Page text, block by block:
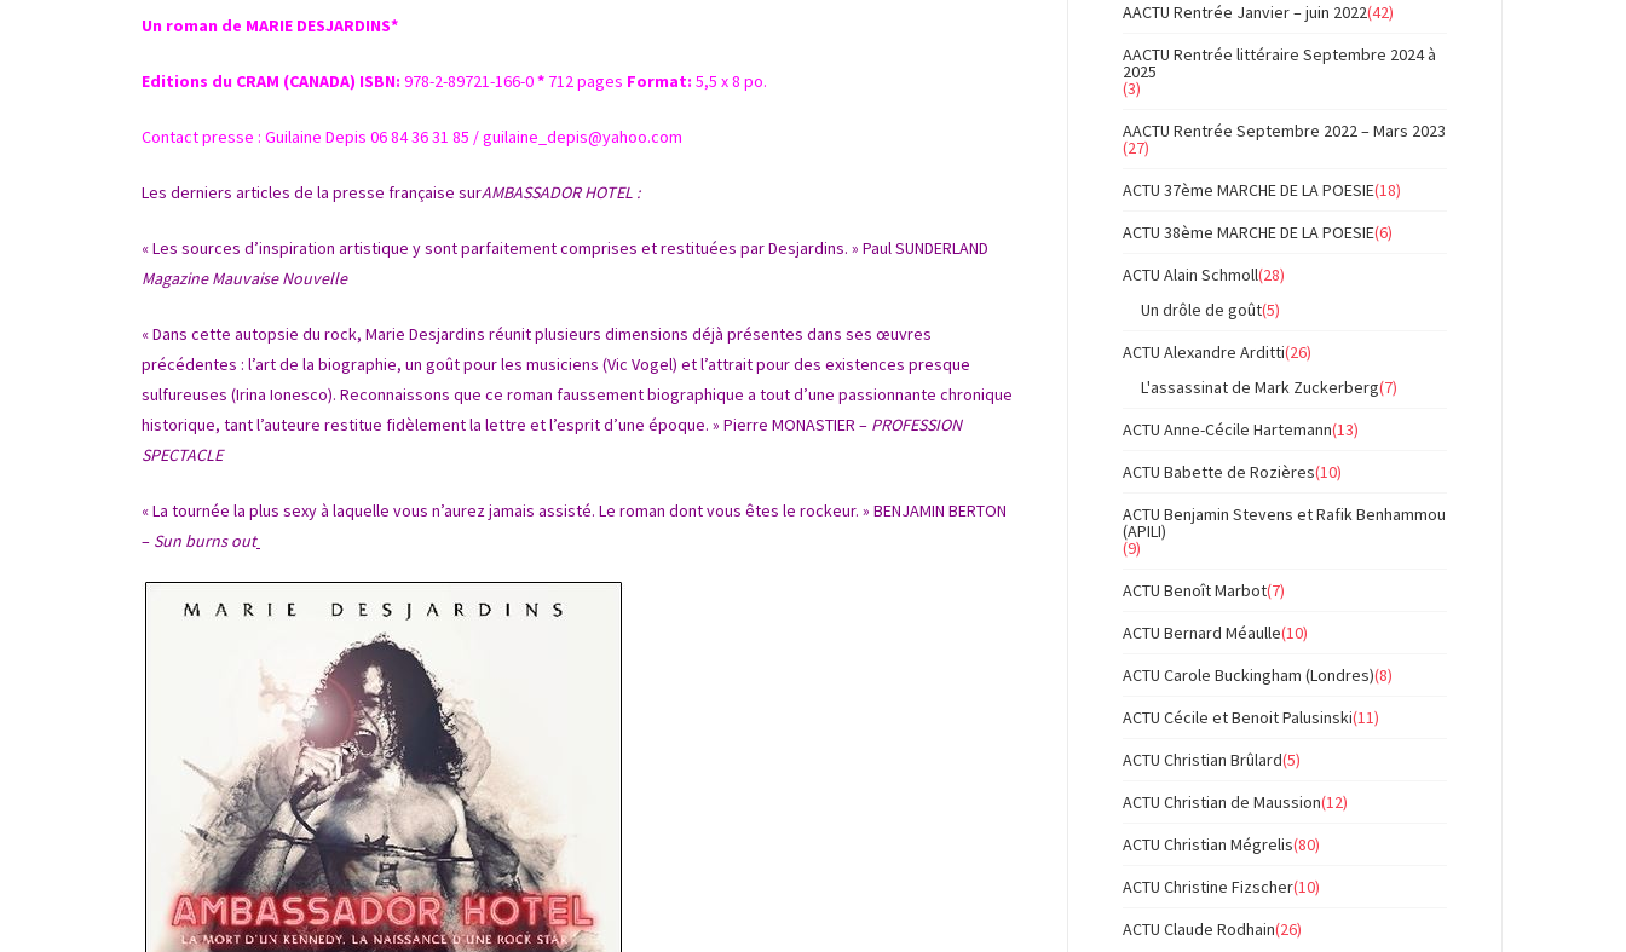
Un roman de MARIE DESJARDINS*
Editions du CRAM (CANADA) ISBN: 978-2-89721-166-0* 712 pages Format: 5,5 x 8 po.
Contact presse : Guilaine Depis 06 84 36 31 85 / guilaine_depis@yahoo.com
Les derniers articles de la presse française surAMBASSADOR HOTEL :
« Les sources d’inspiration artistique y sont parfaitement comprises et restituées par Desjardins. » Paul SUNDERLAND
Magazine Mauvaise Nouvelle
« Dans cette autopsie du rock, Marie Desjardins réunit plusieurs dimensions déjà présentes dans ses œuvres
précédentes : l’art de la biographie, un goût pour les musiciens (Vic Vogel) et l’attrait pour des existences presque
sulfureuses (Irina Ionesco). Reconnaissons que ce roman faussement biographique a tout d’une passionnante chronique
historique, tant l’auteure restitue fidèlement la lettre et l’esprit d’une époque. » Pierre MONASTIER – PROFESSION
SPECTACLE
« La tournée la plus sexy à laquelle vous n’aurez jamais assisté. Le roman dont vous êtes le rockeur. » BENJAMIN BERTON
– Sun burns out
AACTU Rentrée Janvier – juin 2022(42)
AACTU Rentrée littéraire Septembre 2024 à
2025
(3)
AACTU Rentrée Septembre 2022 – Mars 2023
(27)
ACTU 37ème MARCHE DE LA POESIE(18)
ACTU 38ème MARCHE DE LA POESIE(6)
ACTU Alain Schmoll(28)
Un drôle de goût(5)
ACTU Alexandre Arditti(26)
L'assassinat de Mark Zuckerberg(7)
ACTU Anne-Cécile Hartemann(13)
ACTU Babette de Rozières(10)
ACTU Benjamin Stevens et Rafik Benhammou
(APILI)
(9)
ACTU Benoît Marbot(7)
ACTU Bernard Méaulle(10)
ACTU Carole Buckingham (Londres)(8)
ACTU Cécile et Benoit Palusinski(11)
ACTU Christian Brûlard(5)
ACTU Christian de Maussion(12)
ACTU Christian Mégrelis(80)
ACTU Christine Fizscher(10)
ACTU Claude Rodhain(26)